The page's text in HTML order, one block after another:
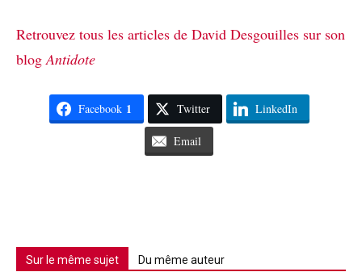
Retrouvez tous les articles de David Desgouilles sur son
blogAntidote
Facebook 1 Twitter LinkedIn
Email
Sur le même sujet Du même auteur